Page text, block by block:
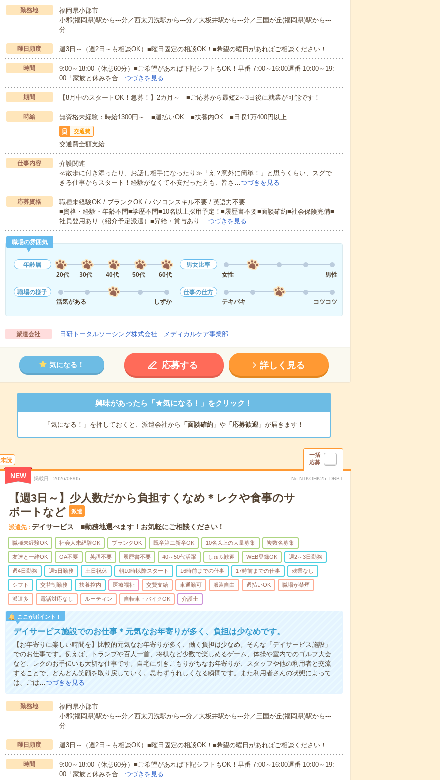
勤務地
福岡県小郡市
小郡(福岡県)駅から---分／西太刀洗駅から---分／大板井駅から---分／三国が丘(福岡県)駅から---
分
曜日頻度 週3日～（週2日～も相談OK）■曜日固定の相談OK！■希望の曜日があればご相談ください！
時間
9:00～18:00（休憩60分）■ご希望があれば下記シフトもOK！早番 7:00～16:00遅番 10:00～19:
00「家族と休みを合…つづきを見る
期間 【8月中のスタートOK！急募！】2カ月～ ■ご応募から最短2～3日後に就業が可能です！
時給 無資格未経験：時給1300円～ ■週払いOK ■扶養内OK ■日収1万400円以上
交通費
交通費全額支給
仕事内容
介護関連
≪散歩に付き添ったり、お話し相手になったり≫「え？意外に簡単！」と思うくらい、スグで
きる仕事からスタート！経験がなくて不安だった方も、皆さ…つづきを見る
応募資格
職種未経験OK / ブランクOK / パソコンスキル不要 / 英語力不要
■資格・経験・年齢不問■学歴不問■10名以上採用予定！■履歴書不要■面談確約■社会保険完備■
社員登用あり（紹介予定派遣）■昇給・賞与あり …つづきを見る
職場の雰囲気
年齢層
20代
30代 40代 50代 60代
男女比率
女性
男性
職場の様子
活気がある
しずか
仕事の仕方
テキパキ
コツコツ
派遣会社 日研トータルソーシング株式会社 メディカルケア事業部
気になる！ 応募する 詳しく見る
興味があったら「★気になる！」をクリック！
「気になる！」を押しておくと、派遣会社から 「面談確約」 や「応募歓迎」 が届きます！
未読
一括
応募
NEW 掲載日 2026/08/05 No.NTKOHK25_DRBT
【週3日～】少人数だから負担すくなめ＊レクや食事のサ
ポートなど
派遣
派遣先 デイサービス ■勤務地選べます！お気軽にご相談ください！
職種未経験OK 社会人未経験OK ブランクOK 既卒第二新卒OK 10名以上の大量募集 複数名募集
友達と一緒OK OA不要 英語不要 履歴書不要 40～50代活躍 しゅふ歓迎 WEB登録OK 週2～3日勤務
週4日勤務 週5日勤務 土日祝休 朝10時以降スタート 16時前までの仕事 17時前までの仕事 残業なし
シフト 交替制勤務 扶養控内 医療福祉 交費支給 車通勤可 服装自由 週払いOK 職場が禁煙
派遣多 電話対応なし ルーティン 自転車・バイクOK 介護士
ここがポイント！
デイサービス施設でのお仕事＊元気なお年寄りが多く、負担は少なめです。
【お年寄りに楽しい時間を】比較的元気なお年寄りが多く、働く負担は少なめ。そんな「デイサービス施設」
でのお仕事です。例えば、トランプや百人一首、将棋など少数で楽しめるゲーム、体操や室内でのゴルフ大会
など、レクのお手伝いも大切な仕事です。自宅に引きこもりがちなお年寄りが、スタッフや他の利用者と交流
することで、どんどん笑顔を取り戻していく。思わずうれしくなる瞬間です。また利用者さんの状態によって
は、ごは…つづきを見る
勤務地
福岡県小郡市
小郡(福岡県)駅から---分／西太刀洗駅から---分／大板井駅から---分／三国が丘(福岡県)駅から---
分
曜日頻度 週3日～（週2日～も相談OK）■曜日固定の相談OK！■希望の曜日があればご相談ください！
時間
9:00～18:00（休憩60分）■ご希望があれば下記シフトもOK！早番 7:00～16:00遅番 10:00～19:
00「家族と休みを合…つづきを見る